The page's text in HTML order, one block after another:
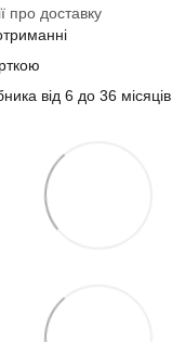
про доставку
від 6 до 36 місяців